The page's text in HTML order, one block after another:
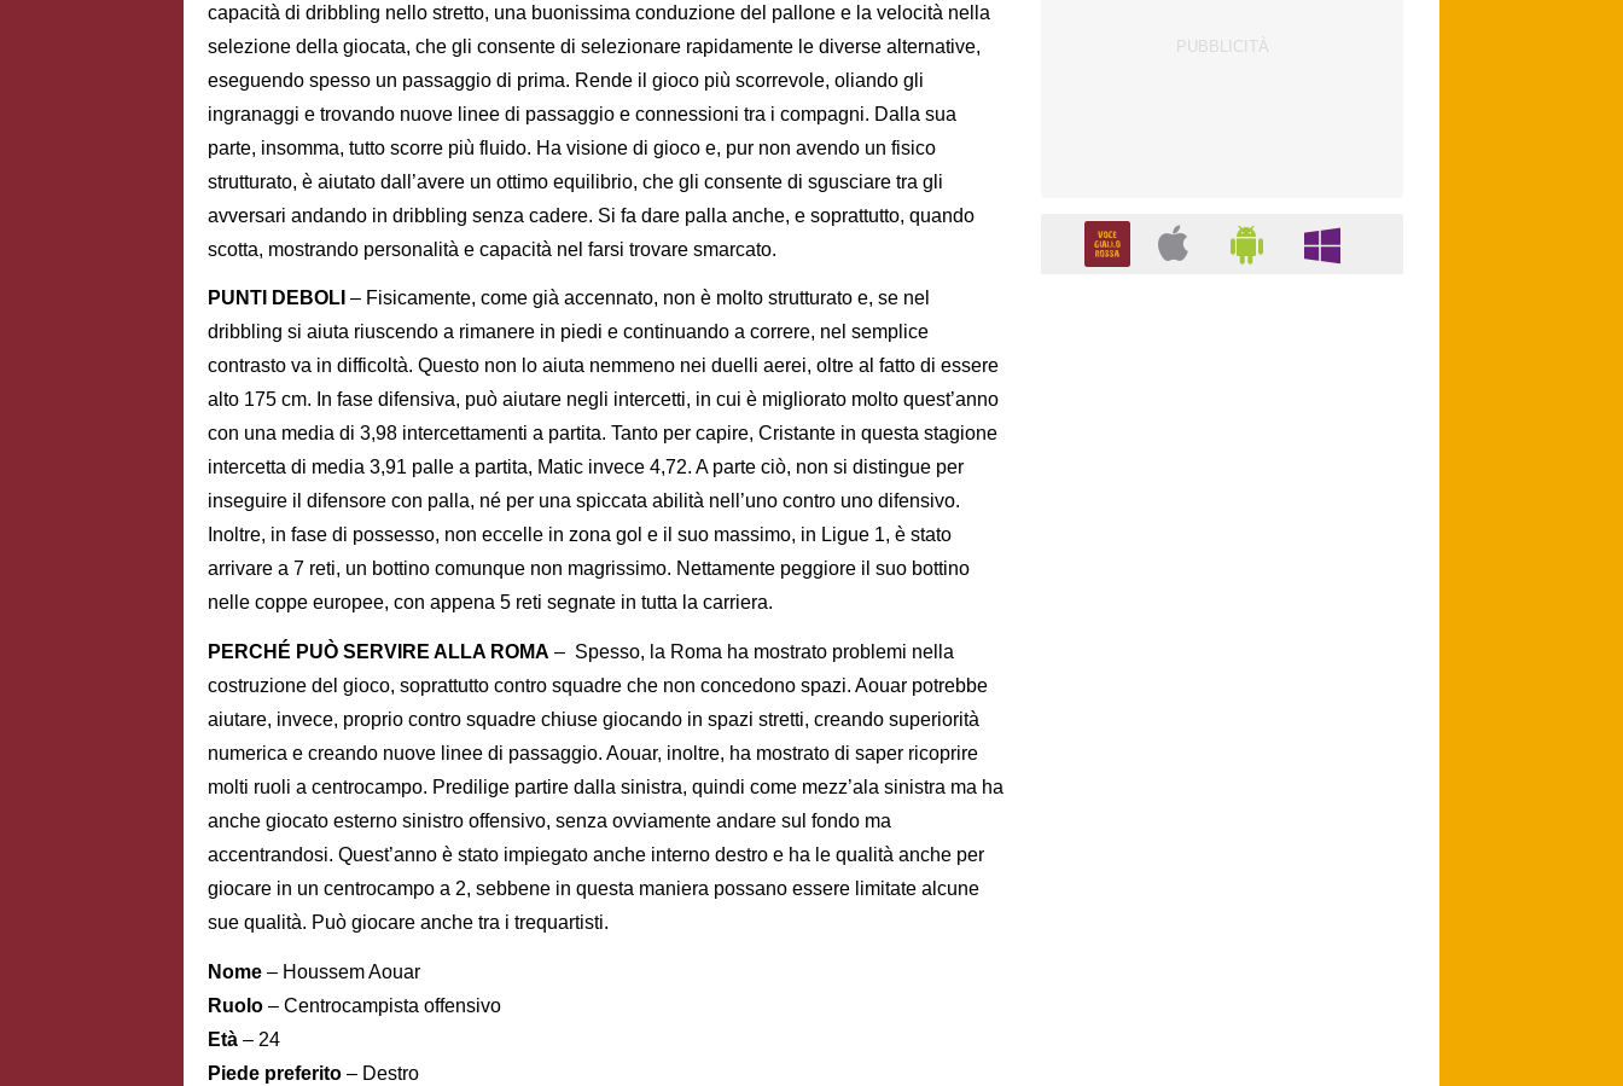
capacità di dribbling nello stretto, una buonissima conduzione del pallone e la velocità nella
selezione della giocata, che gli consente di selezionare rapidamente le diverse alternative,
eseguendo spesso un passaggio di prima. Rende il gioco più scorrevole, oliando gli
ingranaggi e trovando nuove linee di passaggio e connessioni tra i compagni. Dalla sua
parte, insomma, tutto scorre più fluido. Ha visione di gioco e, pur non avendo un fisico
strutturato, è aiutato dall’avere un ottimo equilibrio, che gli consente di sgusciare tra gli
avversari andando in dribbling senza cadere. Si fa dare palla anche, e soprattutto, quando
scotta, mostrando personalità e capacità nel farsi trovare smarcato.
PUNTI DEBOLI – Fisicamente, come già accennato, non è molto strutturato e, se nel
dribbling si aiuta riuscendo a rimanere in piedi e continuando a correre, nel semplice
contrasto va in difficoltà. Questo non lo aiuta nemmeno nei duelli aerei, oltre al fatto di essere
alto 175 cm. In fase difensiva, può aiutare negli intercetti, in cui è migliorato molto quest’anno
con una media di 3,98 intercettamenti a partita. Tanto per capire, Cristante in questa stagione
intercetta di media 3,91 palle a partita, Matic invece 4,72. A parte ciò, non si distingue per
inseguire il difensore con palla, né per una spiccata abilità nell’uno contro uno difensivo.
Inoltre, in fase di possesso, non eccelle in zona gol e il suo massimo, in Ligue 1, è stato
arrivare a 7 reti, un bottino comunque non magrissimo. Nettamente peggiore il suo bottino
nelle coppe europee, con appena 5 reti segnate in tutta la carriera.
PERCHÉ PUÒ SERVIRE ALLA ROMA – Spesso, la Roma ha mostrato problemi nella
costruzione del gioco, soprattutto contro squadre che non concedono spazi. Aouar potrebbe
aiutare, invece, proprio contro squadre chiuse giocando in spazi stretti, creando superiorità
numerica e creando nuove linee di passaggio. Aouar, inoltre, ha mostrato di saper ricoprire
molti ruoli a centrocampo. Predilige partire dalla sinistra, quindi come mezz’ala sinistra ma ha
anche giocato esterno sinistro offensivo, senza ovviamente andare sul fondo ma
accentrandosi. Quest’anno è stato impiegato anche interno destro e ha le qualità anche per
giocare in un centrocampo a 2, sebbene in questa maniera possano essere limitate alcune
sue qualità. Può giocare anche tra i trequartisti.
Nome – Houssem Aouar
Ruolo – Centrocampista offensivo
Età – 24
Piede preferito – Destro